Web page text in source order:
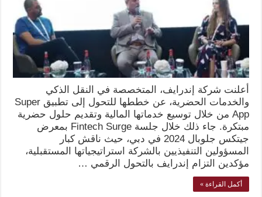
أعلنت شركة إندرايف، المتخصصة في النقل الذكي
والخدمات الحضرية، عن خططها للتحول إلى تطبيق Super
App من خلال توسيع خدماتها المالية وتقديم حلول حضرية
مبتكرة. جاء ذلك خلال جلسة Fintech Surge بمعرض
جيتكس جلوبال 2024 في دبي، حيث ناقش كبار
المسؤولين التنفيذيين بالشركة استراتيجياتها المستقبلية،
مؤكدين التزام إندرايف بالتحول الرقمي …
أكمل القراءة »